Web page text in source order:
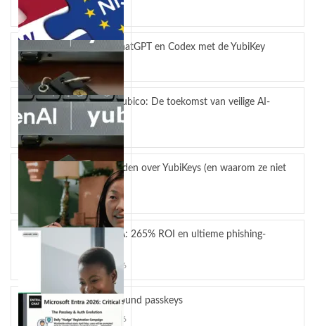
juli 23, 2026
Bescherm ChatGPT en Codex met de YubiKey
juli 14, 2026
OpenAI en Yubico: De toekomst van veilige AI-
workflows
mei 4, 2026
5 misverstanden over YubiKeys (en waarom ze niet
kloppen)
april 13, 2026
YubiKey MFA: 265% ROI en ultieme phishing-
bescherming
maart 24, 2026
Hardware-bound passkeys
maart 10, 2026